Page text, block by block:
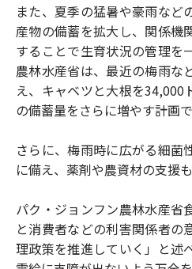
また、夏季の猛暑や豪雨など
産物の備蓄を拡大し、関係機
することで生育状況の管理を
農林水産省は、最近の梅雨な
え、キャベツと大根を34,000
の備蓄量をさらに増やす計画で
さらに、梅雨時に広がる細菌
に備え、薬剤や農資材の支援
パク・ジョンフン農林水産省
と消費者などの利害関係者の
理政策を推進していく」と述